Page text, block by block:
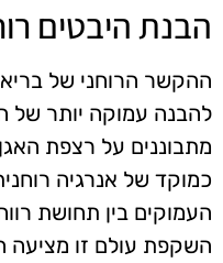
הבנת היבטים
ההקשר הרוחני של
להבנה עמוקה יותר של
מתבוננים על רצפת
כמוקד של אנרגיה
העמוקים בין תחושת
השקפת עולם זו מציעה